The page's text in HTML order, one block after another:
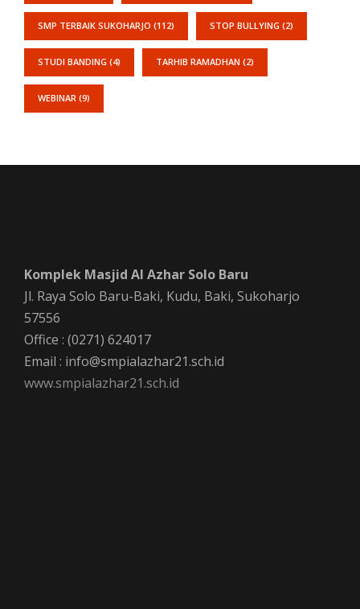
SMP TERBAIK SUKOHARJO (112) STOP BULLYING (2)
STUDI BANDING (4) TARHIB RAMADHAN (2)
WEBINAR (9)
Komplek Masjid Al Azhar Solo Baru
Jl. Raya Solo Baru-Baki, Kudu, Baki, Sukoharjo
57556
Office : (0271) 624017
Email : info@smpialazhar21.sch.id
www.smpialazhar21.sch.id